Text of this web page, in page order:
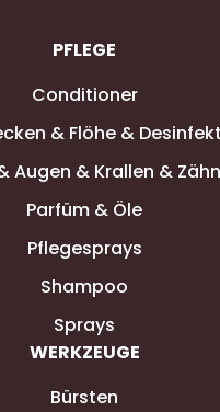
PFLEGE
Conditioner
& Flöhe &
Augen & Krallen &
Parfüm & Öle
Pflegesprays
Shampoo
Sprays
WERKZEUGE
Bürsten